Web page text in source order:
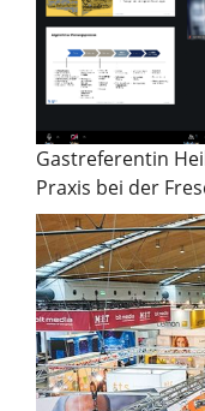
Gastreferentin
Praxis bei der